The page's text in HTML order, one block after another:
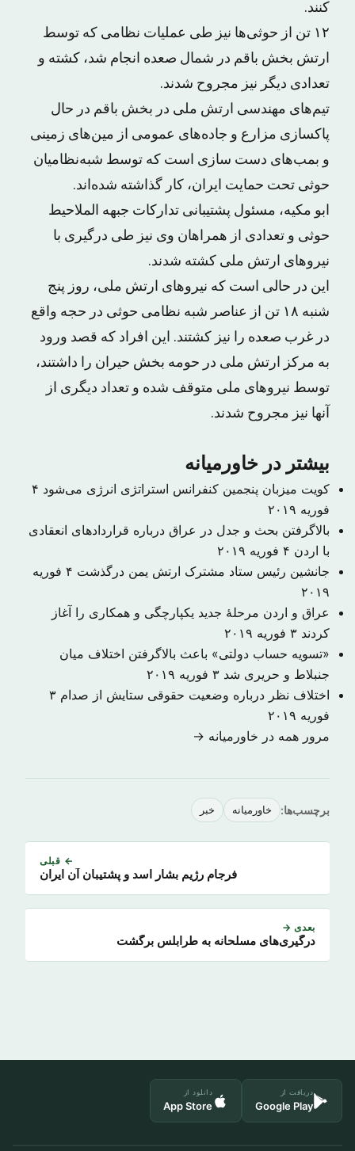
کنند.
۱۲ تن از حوثی‌ها نیز طی عملیات نظامی که توسط
ارتش بخش باقم در شمال صعده انجام شد، کشته و
تعدادی دیگر نیز مجروح شدند.
تیم‌های مهندسی ارتش ملی در بخش باقم در حال
پاکسازی مزارع و جاده‌های عمومی از مین‌های زمینی
و بمب‌های دست سازی است که توسط شبه‌نظامیان
حوثی تحت حمایت ایران، کار گذاشته شده‌اند.
ابو مکیه، مسئول پشتیبانی تدارکات جبهه الملاحیط
حوثی و تعدادی از همراهان وی نیز طی درگیری با
نیروهای ارتش ملی کشته شدند.
این در حالی است که نیروهای ارتش ملی، روز پنج
شنبه ۱۸ تن از عناصر شبه نظامی حوثی در حجه واقع
در غرب صعده را نیز کشتند. این افراد که قصد ورود
به مرکز ارتش ملی در حومه بخش حیران را داشتند،
توسط نیروهای ملی متوقف شده و تعداد دیگری از
آنها نیز مجروح شدند.
بیشتر در خاورمیانه
کویت میزبان پنجمین کنفرانس استراتژی انرژی می‌شود ۴
فوریه ۲۰۱۹
بالاگرفتن بحث و جدل در عراق درباره قراردادهای انعقادی
با اردن ۴ فوریه ۲۰۱۹
جانشین رئیس ستاد مشترک ارتش یمن درگذشت
۴ فوریه
۲۰۱۹
عراق و اردن مرحلهٔ جدید یکپارچگی و همکاری را آغاز
کردند ۳ فوریه ۲۰۱۹
«تسویه حساب دولتی» باعث بالاگرفتن اختلاف میان
جنبلاط و حریری شد ۳ فوریه ۲۰۱۹
اختلاف نظر درباره وضعیت حقوقی ستایش از صدام ۳
فوریه ۲۰۱۹
مرور همه در خاورمیانه →
برچسب‌ها: خاورمیانه خبر
← قبلی
فرجام رژیم بشار اسد و پشتیبان آن ایران
بعدی →
درگیری‌های مسلحانه به طرابلس برگشت
دریافت از
Google Play
دانلود از
App Store